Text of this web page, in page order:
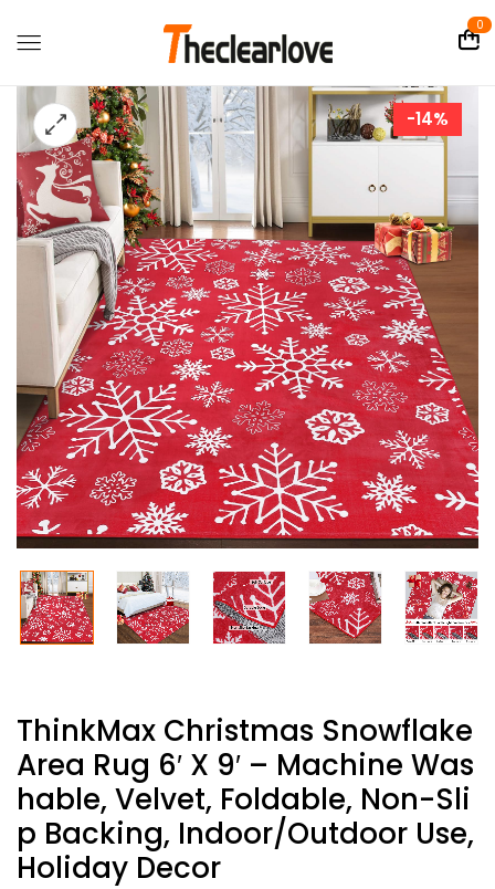
0
-14%
ThinkMax Christmas Snowflake
Area Rug 6′ X 9′ – Machine Was
Hable, Velvet, Foldable, Non-Sli
P Backing, Indoor/Outdoor Use,
Holiday Decor